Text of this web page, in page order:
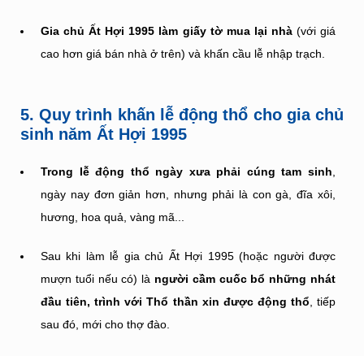
Gia chủ Ất Hợi 1995 làm giấy tờ mua lại nhà(với giá
cao hơn giá bán nhà ở trên) và khấn cầu lễ nhập trạch.
5. Quy trình khấn lễ động thổ cho gia chủ
sinh năm Ất Hợi 1995
Trong lễ động thổ ngày xưa phải cúng tam sinh
ngày nay đơn giản hơn, nhưng phải là con gà, đĩa xôi,
hương, hoa quả, vàng mã...
Sau khi làm lễ gia chủ Ất Hợi 1995 (hoặc người được
mượn tuổi nếu có) là người cầm cuốc bổ những nhát
đầu tiên, trình với Thổ thần xin được động thổ , tiếp
sau đó, mới cho thợ đào.